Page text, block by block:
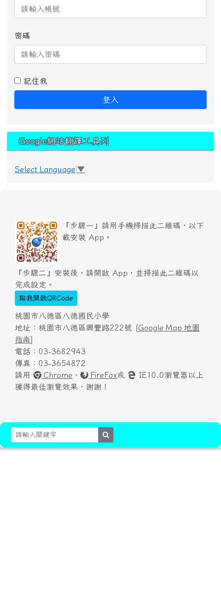
密碼
記住我
登入
Google網站翻譯工具列
Select Language ▼
『步驟一』請用手機掃描此二維碼，以下
載安裝 App。
『步驟二』安裝後，請開啟 App，並掃描此二維碼以
完成設定。
點我開啟QRCode
桃園市八德區八德國民小學
地址：桃園市八德區興豐路222號 [Google Map 地圖
指南]
電話：03-3682943
傳真：03-3654872
請用
Chrome 、 FireFox或
IE10.0瀏覽器以上
獲得最佳瀏覽效果，謝謝！